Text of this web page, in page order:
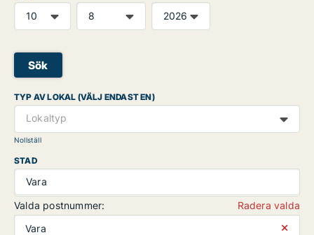
Sök
TYP AV LOKAL (VÄLJ ENDAST EN)
Lokaltyp
Nollställ
STAD
Vara
Valda postnummer:
Radera valda
Vara
⨯